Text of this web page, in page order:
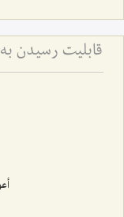
قابلیت رسیدن به